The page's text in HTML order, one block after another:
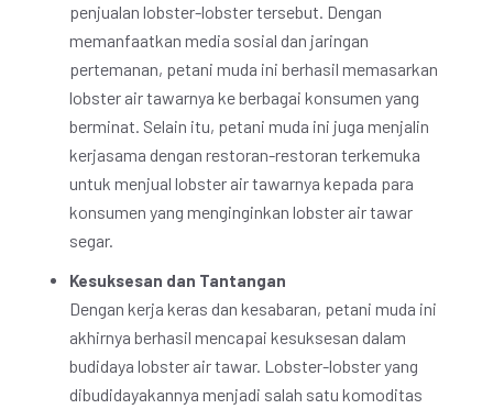
penjualan lobster-lobster tersebut. Dengan
memanfaatkan media sosial dan jaringan
pertemanan, petani muda ini berhasil memasarkan
lobster air tawarnya ke berbagai konsumen yang
berminat. Selain itu, petani muda ini juga menjalin
kerjasama dengan restoran-restoran terkemuka
untuk menjual lobster air tawarnya kepada para
konsumen yang menginginkan lobster air tawar
segar.
Kesuksesan dan Tantangan
Dengan kerja keras dan kesabaran, petani muda ini
akhirnya berhasil mencapai kesuksesan dalam
budidaya lobster air tawar. Lobster-lobster yang
dibudidayakannya menjadi salah satu komoditas